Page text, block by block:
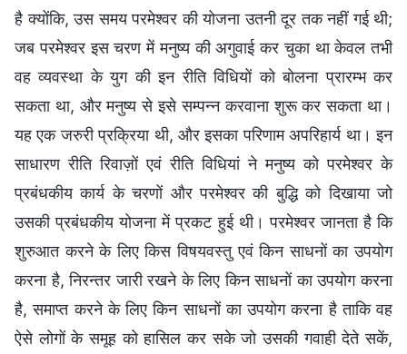
है क्योंकि, उस समय परमेश्वर की योजना उतनी दूर तक नहीं गई थी;
जब परमेश्वर इस चरण में मनुष्य की अगुवाई कर चुका था केवल तभी
वह व्यवस्था के युग की इन रीति विधियों को बोलना प्रारम्भ कर
सकता था, और मनुष्य से इसे सम्पन्न करवाना शुरू कर सकता था।
यह एक जरुरी प्रक्रिया थी, और इसका परिणाम अपरिहार्य था। इन
साधारण रीति रिवाज़ों एवं रीति विधियां ने मनुष्य को परमेश्वर के
प्रबंधकीय कार्य के चरणों और परमेश्वर की बुद्धि को दिखाया जो
उसकी प्रबंधकीय योजना में प्रकट हुई थी। परमेश्वर जानता है कि
शुरुआत करने के लिए किस विषयवस्तु एवं किन साधनों का उपयोग
करना है, निरन्तर जारी रखने के लिए किन साधनों का उपयोग करना
है, समाप्त करने के लिए किन साधनों का उपयोग करना है ताकि वह
ऐसे लोगों के समूह को हासिल कर सके जो उसकी गवाही देते सकें,